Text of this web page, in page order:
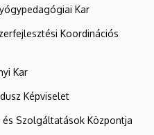
Kar
Koordinációs
Kar
Képviselet
Szolgáltatások Központja